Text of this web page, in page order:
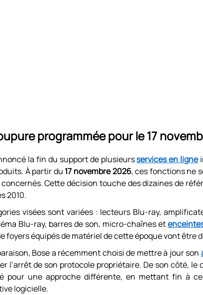
programmée pour le 17
la fin du support de plusieursservices en ligne
À partir du 17 novembre 2026, ces fonctions ne
Cette décision touche des dizaines de
2010.
visées sont variées : lecteurs Blu-ray,
Blu-ray, barres de son, micro-chaînes et
foyers équipés de matériel de cette époque vont être
Bose a récemment choisi de mettre à jour son
l’arrêt de son protocole propriétaire. De son côté,
pour une approche différente, en mettant fin à
logicielle.